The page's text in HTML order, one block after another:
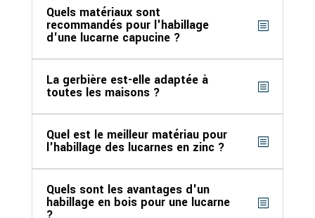
Quels matériaux sont
recommandés pour l'habillage
d'une lucarne capucine ?
La gerbière est-elle adaptée à
toutes les maisons ?
Quel est le meilleur matériau pour
l'habillage des lucarnes en zinc ?
Quels sont les avantages d'un
habillage en bois pour une lucarne